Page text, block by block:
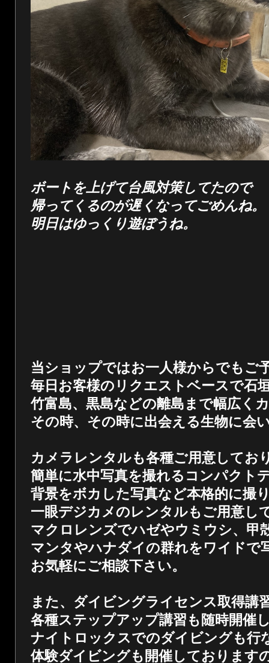
ボートを上げて台風対策してたので
帰ってくるのが遅くなってごめんね。
明日はゆっくり遊ぼうね。
当ショップではお一人様からでもご
毎日お客様のリクエストベースで石
竹富島、黒島などの離島まで幅広く
その時、その時に出会える生物に会
カメラレンタルも各種ご用意してお
簡単に水中写真を撮れるコンパクト
背景をボカした写真など本格的に撮
一眼デジカメのレンタルもご用意し
マクロレンズでハゼやウミウシ、甲
マンタやハナダイの群れをワイドで
お気軽にご相談下さい。
また、ダイビングライセンス取得講
各種ステップアップ講習も随時開催
ナイトロックスでのダイビングも行
体験ダイビングも開催しております